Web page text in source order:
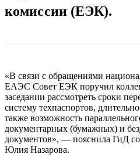
комиссии (ЕЭК).
«В связи с обращениями
ЕАЭС Совет ЕЭК поручил
заседании рассмотреть сроки
систему техпаспортов,
также возможность
документарных (бумажных) и
документов», — пояснила ГиД
Юлия Назарова.